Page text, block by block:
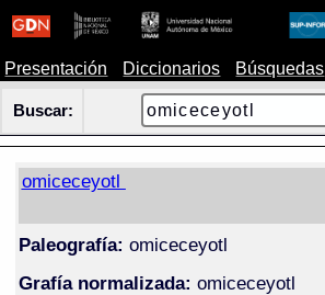
Presentación Diccionarios Búsquedas
Buscar:
omiceceyotl
Paleografía: omiceceyotl
Grafía normalizada: omiceceyotl